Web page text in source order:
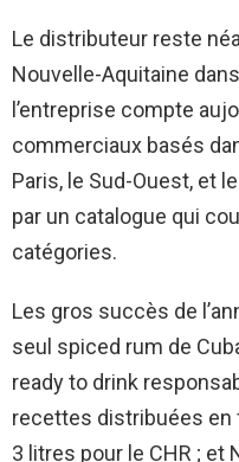
Le distributeur reste
Nouvelle-Aquitaine
l’entreprise compte
commerciaux basés
Paris, le Sud-Ouest, et
par un catalogue qui
catégories.
Les gros succès de
seul spiced rum de
ready to drink
recettes distribuées en
3 litres pour le CHR ; et